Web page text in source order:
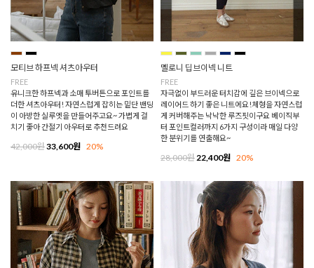
모티브 하프넥 셔츠아우터
FREE
유니크한 하프넥과 소매 투버튼으로 포인트를
더한 셔츠아우터! 자연스럽게 잡히는 밑단 밴딩
이 아방한 실루엣을 만들어주고요~ 가볍게 걸
치기 좋아 간절기 아우터로 추천드려요
42,000원33,600원 20%
멜로니 딥브이넥 니트
FREE
자극없이 부드러운 터치감에 깊은 브이넥으로
레이어드 하기 좋은 니트에요!체형을 자연스럽
게 커버해주는 낙낙한 루즈핏이구요 베이직부
터 포인트컬러까지 6가지 구성이라 매일 다양
한 분위기를 연출해요~
28,000원22,400원 20%